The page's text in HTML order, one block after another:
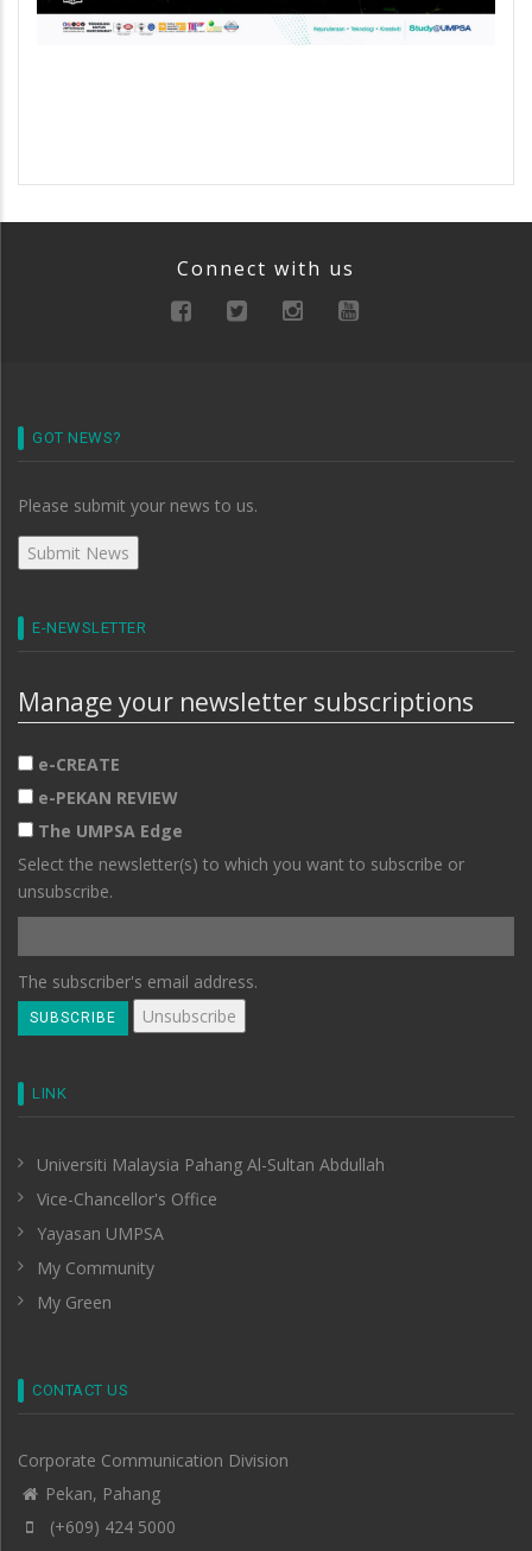
Connect with us
GOT NEWS?
Please submit your news to us.
E-NEWSLETTER
Manage your newsletter subscriptions
e-CREATE
e-PEKAN REVIEW
The UMPSA Edge
Select the newsletter(s) to which you want to subscribe or
unsubscribe.
The subscriber's email address.
LINK
Universiti Malaysia Pahang Al-Sultan Abdullah
Vice-Chancellor's Office
Yayasan UMPSA
My Community
My Green
CONTACT US
Corporate Communication Division
Pekan, Pahang
(+609) 424 5000